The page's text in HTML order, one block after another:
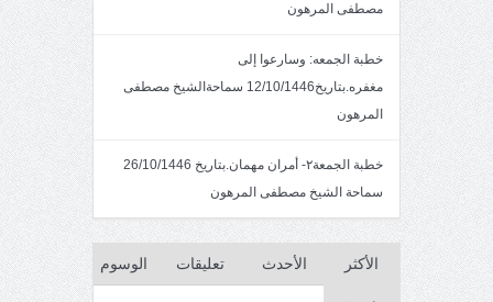
مصطفى المرهون
خطبة الجمعه: وسارعوا إلى
مغفره.بتاريخ12/10/1446 سماحةالشيخ مصطفى
المرهون
خطبة الجمعة٢- أمران مهمان.بتاريخ 26/10/1446
سماحة الشيخ مصطفى المرهون
الأكثر الأحدث تعليقات الوسوم